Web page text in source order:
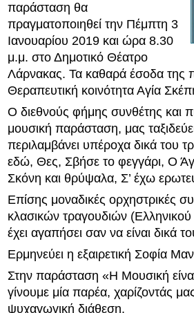
παράσταση θα
πραγματοποιηθεί την Πέμπτη 3
Ιανουαρίου 2019 και ώρα 8.30
μ.μ. στο Δημοτικό Θέατρο
Λάρνακας. Τα καθαρά έσοδα της
Θεραπευτική κοινότητα Αγία
Ο διεθνούς φήμης συνθέτης και
μουσική παράσταση, μας
περιλαμβάνει υπέροχα δικά του
εδώ, Θες, Σβήσε το φεγγάρι, Ο
Σκόνη και θρύψαλα, Σ’ έχω
Επίσης μοναδικές ορχηστρικές
κλασικών τραγουδιών
έχει αγαπήσει σαν να είναι δικά
Ερμηνεύει η εξαιρετική Σοφία
Στην παράσταση «Η Μουσική
γίνουμε μία παρέα, χαρίζοντάς
ψυχαγωγική διάθεση.